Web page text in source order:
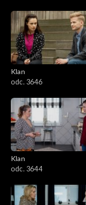
Klan
odc. 3646
Klan
odc. 3644